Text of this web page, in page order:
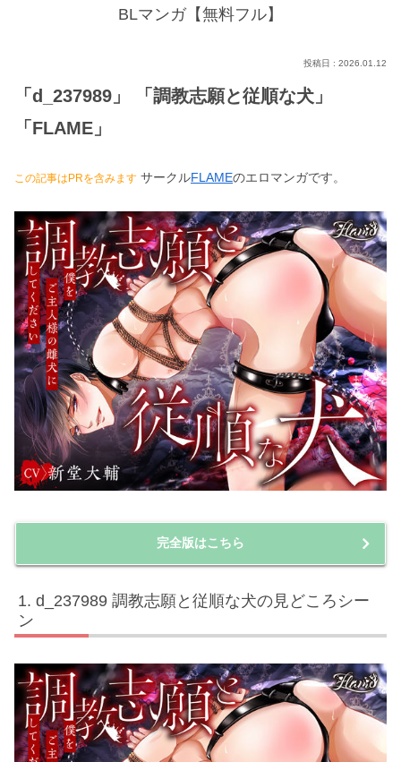
BLマンガ【無料フル】
2026.01.12
「d_237989」 「調教志願と従順な犬」
「FLAME」
この記事はPRを含みます サークルFLAMEのエロマンガです。
完全版はこちら
d_237989 調教志願と従順な犬の見どころシー
ン